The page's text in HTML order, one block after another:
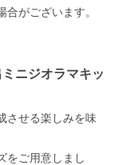
がございます。
ニジオラマキッ
させる楽しみを味
をご用意しまし